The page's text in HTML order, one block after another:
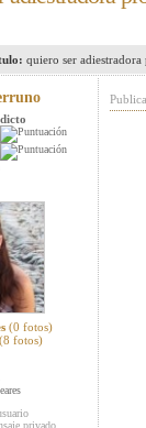
quiero ser
(0 fotos)
(8 fotos)
privado